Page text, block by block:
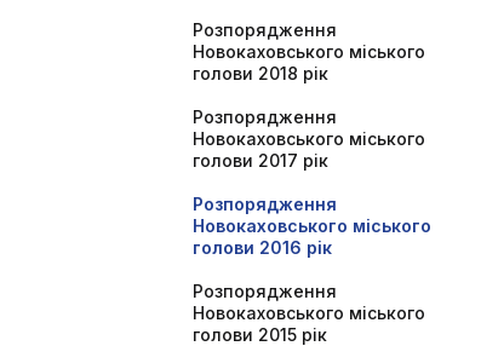
Розпорядження
Новокаховського міського
голови 2018 рік
Розпорядження
Новокаховського міського
голови 2017 рік
Розпорядження
Новокаховського міського
голови 2016 рік
Розпорядження
Новокаховського міського
голови 2015 рік